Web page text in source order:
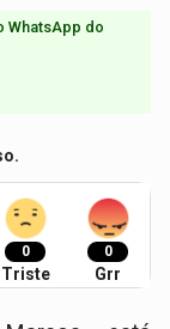
WhatsApp do
0
Triste
0
Grr